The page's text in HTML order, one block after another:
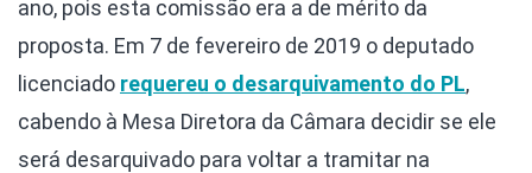
ano, pois esta comissão era a de mérito da
proposta. Em 7 de fevereiro de 2019 o deputado
licenciado requereu o desarquivamento do PL,
cabendo à Mesa Diretora da Câmara decidir se ele
será desarquivado para voltar a tramitar na